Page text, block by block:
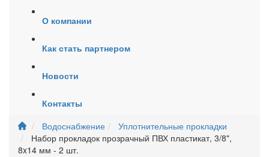
О компании
Как стать партнером
Новости
Контакты
Водоснабжение
Уплотнительные прокладки
Набор прокладок прозрачный ПВХ пластикат, 3/8",
8x14 мм - 2 шт.